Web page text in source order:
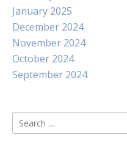
January 2025
December 2024
November 2024
October 2024
September 2024
Search
for: